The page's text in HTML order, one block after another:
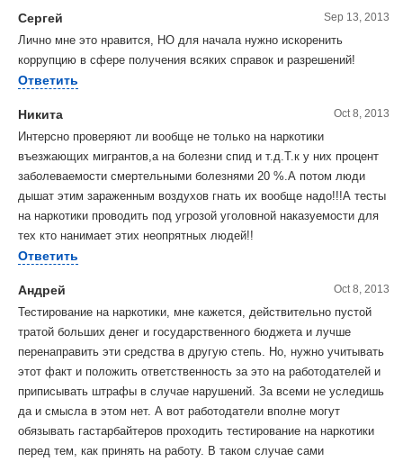
Сергей Sep 13, 2013
Лично мне это нравится, НО для начала нужно искоренить
коррупцию в сфере получения всяких справок и разрешений!
Ответить
Никита Oct 8, 2013
Интерсно проверяют ли вообще не только на наркотики
въезжающих мигрантов,а на болезни спид и т.д.Т.к у них процент
заболеваемости смертельными болезнями 20 %.А потом люди
дышат этим зараженным воздухов гнать их вообще надо!!!А тесты
на наркотики проводить под угрозой уголовной наказуемости для
тех кто нанимает этих неопрятных людей!!
Ответить
Андрей Oct 8, 2013
Тестирование на наркотики, мне кажется, действительно пустой
тратой больших денег и государственного бюджета и лучше
перенаправить эти средства в другую степь. Но, нужно учитывать
этот факт и положить ответственность за это на работодателей и
приписывать штрафы в случае нарушений. За всеми не уследишь
да и смысла в этом нет. А вот работодатели вполне могут
обязывать гастарбайтеров проходить тестирование на наркотики
перед тем, как принять на работу. В таком случае сами